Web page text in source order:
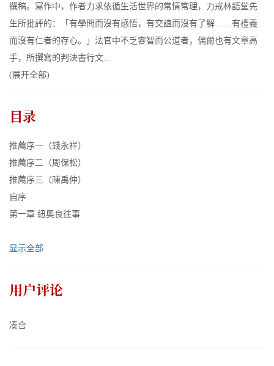
撰稿。寫作中，作者力求依循生活世界的常情常理，力戒林語堂先
生所批評的：「有學問而沒有感悟，有交誼而沒有了解……有禮義
而沒有仁者的存心。」法官中不乏睿智而公道者，偶爾也有文章高
手，所撰寫的判決書行文...
(展开全部)
目录
推薦序一（錢永祥）
推薦序二（周保松）
推薦序三（陳禹仲）
自序
第一章 紐奧良往事
显示全部
用户评论
凑合